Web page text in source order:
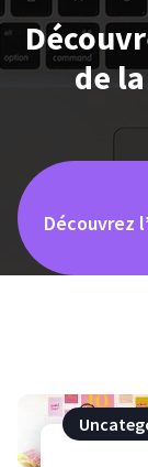
de
Découvrez